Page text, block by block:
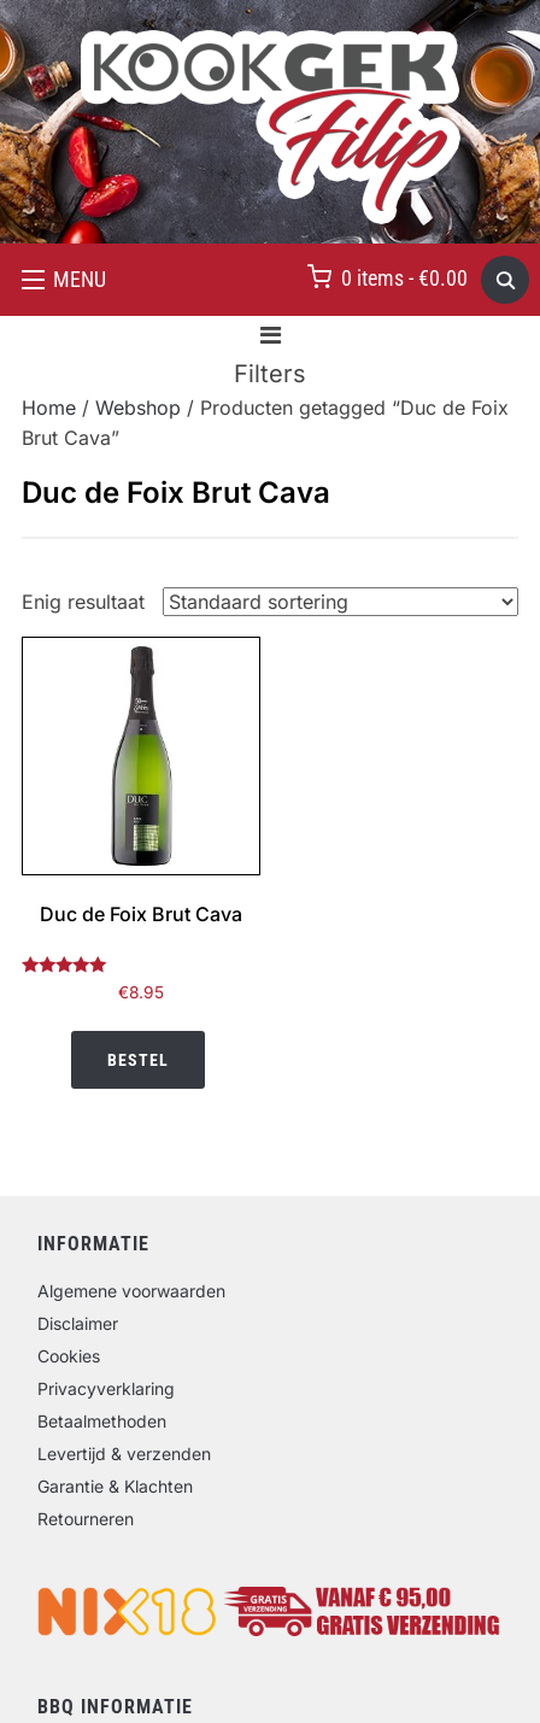
MENU 0 items - €0.00
Filters
Home/ Webshop / Producten getagged “Duc de Foix
Brut Cava”
Duc de Foix Brut Cava
Enig resultaat
Duc de Foix Brut Cava
€8.95
BESTEL
INFORMATIE
Algemene voorwaarden
Disclaimer
Cookies
Privacyverklaring
Betaalmethoden
Levertijd & verzenden
Garantie & Klachten
Retourneren
BBQ INFORMATIE